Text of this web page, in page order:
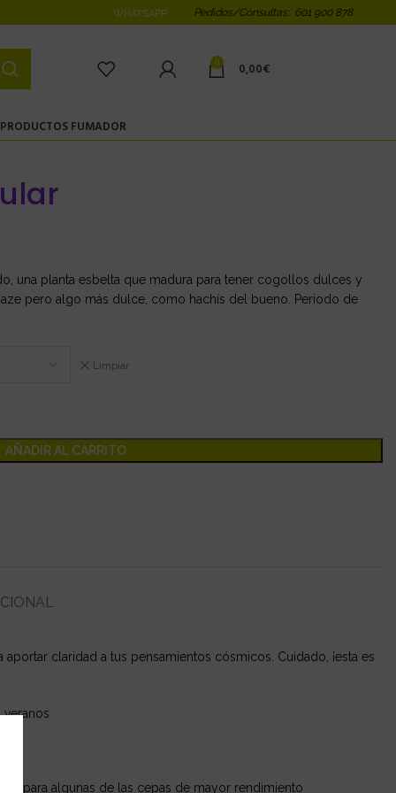
WHATSAPP Pedidos/Consultas: 601 900 878
0 0,00€
PRODUCTOS FUMADOR
una planta esbelta que madura para tener cogollos dulces y
pero algo más dulce, como hachís del bueno. Periodo de
Limpiar
AÑADIR AL CARRITO
claridad a tus pensamientos cósmicos. Cuidado, ¡esta es
para algunas de las cepas de mayor rendimiento